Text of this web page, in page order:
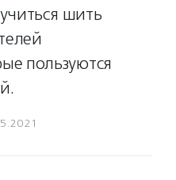
шить
пользуются